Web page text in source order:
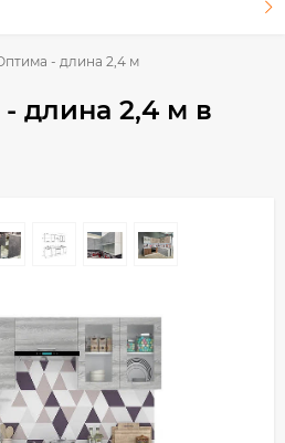
- длина 2,4 м
длина 2,4 м в